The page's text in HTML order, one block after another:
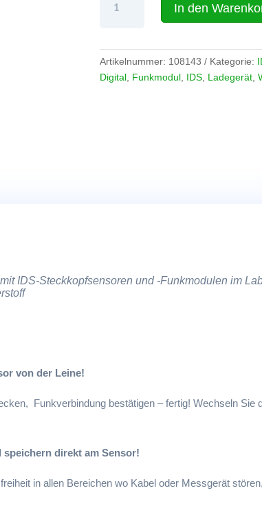
Menge
In den
Artikelnummer: 108143 Kategorie:
Digital Funkmodul IDS Ladegerät ,
IDS-Steckkopfsensoren und -Funkmodulen im
von der Leine!
Funkverbindung bestätigen – fertig! Wechseln
speichern direkt am Sensor!
in allen Bereichen wo Kabel oder Messgerät